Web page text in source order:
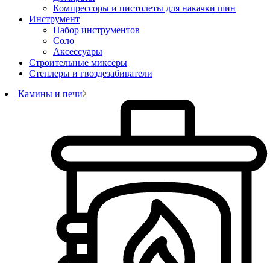
Компрессоры и пистолеты для накачки шин
Инструмент
Набор инструментов
Соло
Аксессуары
Строительные миксеры
Степлеры и гвоздезабиватели
Камины и печи